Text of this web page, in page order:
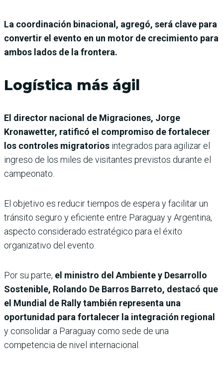
La coordinación binacional, agregó, será clave para
convertir el evento en un motor de crecimiento para
ambos lados de la frontera.
Logística más ágil
El director nacional de Migraciones, Jorge
Kronawetter, ratificó el compromiso de fortalecer
los controles migratorios integrados para agilizar el
ingreso de los miles de visitantes previstos durante el
campeonato.
El objetivo es reducir tiempos de espera y facilitar un
tránsito seguro y eficiente entre Paraguay y Argentina,
aspecto considerado estratégico para el éxito
organizativo del evento.
Por su parte, el ministro del Ambiente y Desarrollo
Sostenible, Rolando De Barros Barreto, destacó que
el Mundial de Rally también representa una
oportunidad para fortalecer la integración regional
y consolidar a Paraguay como sede de una
competencia de nivel internacional.